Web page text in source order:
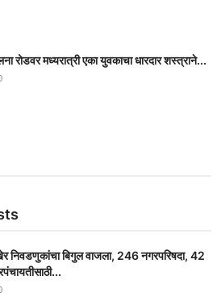
रोडवर मध्यरात्री एका युवकाचा धारदार शस्त्राने...
निवडणुकांचा बिगुल वाजला, 246 नगरपरिषदा, 42